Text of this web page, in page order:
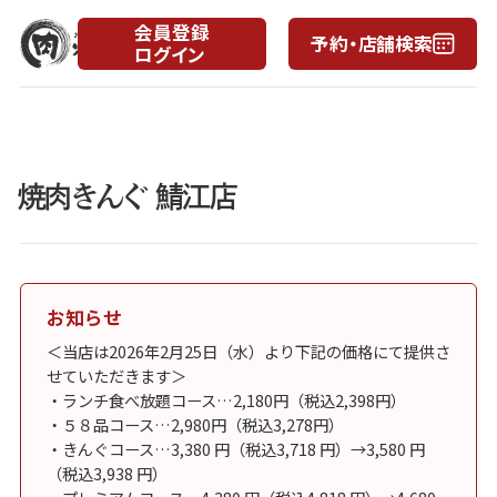
会員登録
ログイン
予約・店舗検索
焼肉きんぐ 鯖江店
お知らせ
＜当店は2026年2月25日（水）より下記の価格にて提供さ
せていただきます＞
・ランチ食べ放題コース…2,180円（税込2,398円）
・５８品コース…2,980円（税込3,278円）
・きんぐコース…3,380 円（税込3,718 円）→3,580 円
（税込3,938 円）